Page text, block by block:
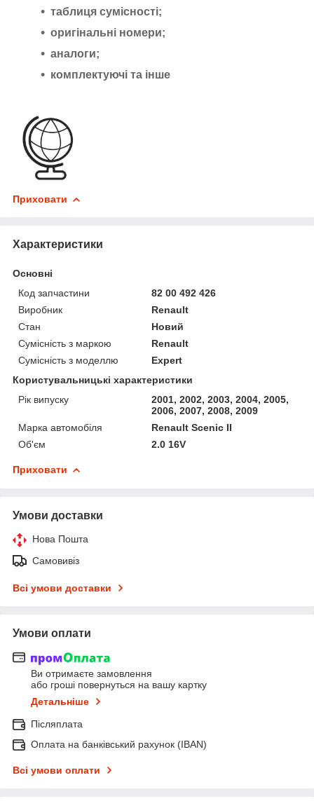
таблиця сумісності;
оригінальні номери;
аналоги;
комплектуючі та інше
Приховати
Характеристики
Основні
Код запчастини
82 00 492 426
Виробник
Renault
Стан
Новий
Сумісність з маркою
Renault
Сумісність з моделлю
Expert
Користувальницькі характеристики
Рік випуску
2001, 2002, 2003, 2004, 2005,
2006, 2007, 2008, 2009
Марка автомобіля
Renault Scenic II
Об'єм
2.0 16V
Приховати
Умови доставки
Нова Пошта
Самовивіз
Всі умови доставки
Умови оплати
Ви отримаєте замовлення
або гроші повернуться на вашу картку
Детальніше
Післяплата
Оплата на банківський рахунок (IBAN)
Всі умови оплати